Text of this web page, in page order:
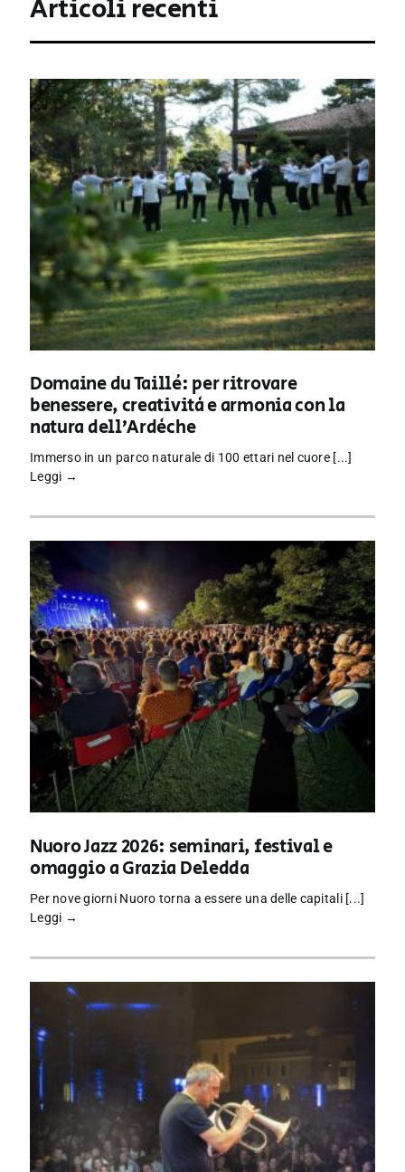
Articoli recenti
Domaine du Taillé: per ritrovare
benessere, creatività e armonia con la
natura dell’Ardèche
Immerso in un parco naturale di 100 ettari nel cuore [...]
Leggi →
Nuoro Jazz 2026: seminari, festival e
omaggio a Grazia Deledda
Per nove giorni Nuoro torna a essere una delle capitali [...]
Leggi →